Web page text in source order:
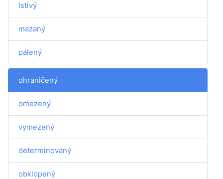
lstivý
mazaný
pálený
ohraničený
omezený
vymezený
determinovaný
obklopený